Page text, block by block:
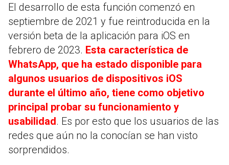
El desarrollo de esta función comenzó en
septiembre de 2021 y fue reintroducida en la
versión beta de la aplicación para iOS en
febrero de 2023. Esta característica de
WhatsApp, que ha estado disponible para
algunos usuarios de dispositivos iOS
durante el último año, tiene como objetivo
principal probar su funcionamiento y
usabilidad. Es por esto que los usuarios de las
redes que aún no la conocían se han visto
sorprendidos.